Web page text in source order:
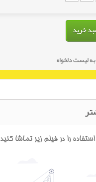
خرید
لیست دلخواه
را در فیلم زیر تماشا کنید